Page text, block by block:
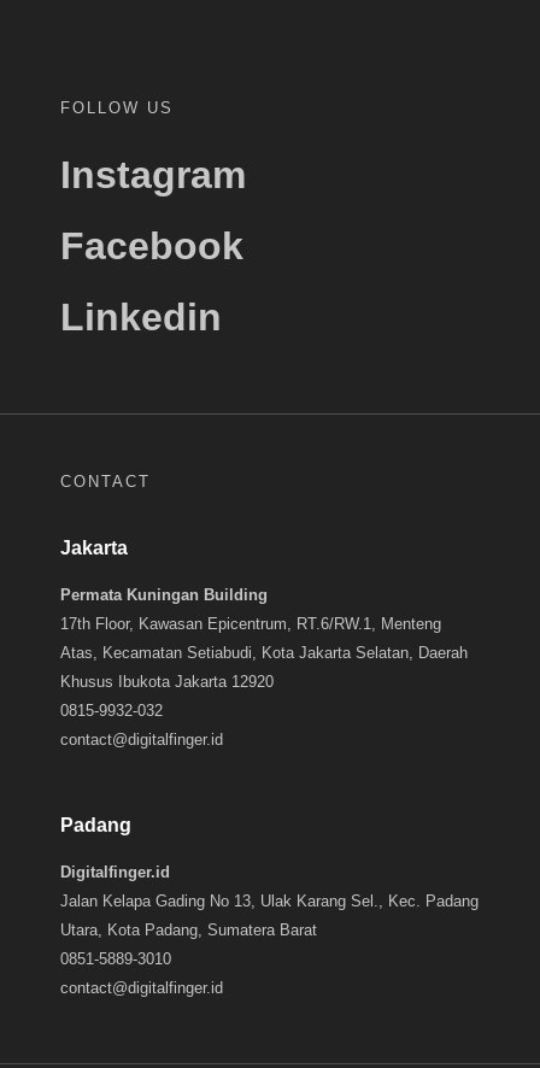
FOLLOW US
Instagram
Facebook
Linkedin
CONTACT
Jakarta
Permata Kuningan Building
17th Floor, Kawasan Epicentrum, RT.6/RW.1, Menteng
Atas, Kecamatan Setiabudi, Kota Jakarta Selatan, Daerah
Khusus Ibukota Jakarta 12920
0815-9932-032
contact@digitalfinger.id
Padang
Digitalfinger.id
Jalan Kelapa Gading No 13, Ulak Karang Sel., Kec. Padang
Utara, Kota Padang, Sumatera Barat
0851-5889-3010
contact@digitalfinger.id